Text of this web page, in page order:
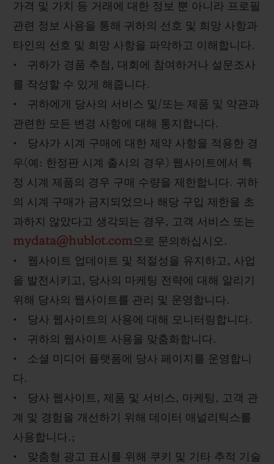
가격 및 가치 등 거래에 대한 정보 뿐 아니라 프로필
관련 정보 사용을 통해 귀하의 선호 및 희망 사항과
타인의 선호 및 희망 사항을 파악하고 이해합니다.
• 귀하가 경품 추첨, 대회에 참여하거나 설문조사
를 작성할 수 있게 해줍니다.
• 귀하에게 당사의 서비스 및/또는 제품 및 약관과
관련한 모든 변경 사항에 대해 통지합니다.
• 당사가 시계 구매에 대한 제약 사항을 적용한 경
우(예: 한정판 시계 출시의 경우) 웹사이트에서 특
정 시계 제품의 경우 구매 수량을 제한합니다. 귀하
의 시계 구매가 금지되었으나 해당 구입 제한을 초
과하지 않았다고 생각되는 경우, 고객 서비스 또는
mydata@hublot.com으로 문의하십시오.
• 웹사이트 업데이트 및 적절성을 유지하고, 사업
을 발전시키고, 당사의 마케팅 전략에 대해 알리기
위해 당사의 웹사이트를 관리 및 운영합니다.
• 당사 웹사이트의 사용에 대해 모니터링합니다.
• 귀하의 웹사이트 사용을 맞춤화합니다.
• 소셜 미디어 플랫폼에 당사 페이지를 운영합니
다.
• 당사 웹사이트, 제품 및 서비스, 마케팅, 고객 관
계 및 경험을 개선하기 위해 데이터 애널리틱스를
사용합니다.;
• 맞춤형 광고 표시를 위해 쿠키 및 기타 추적 기술